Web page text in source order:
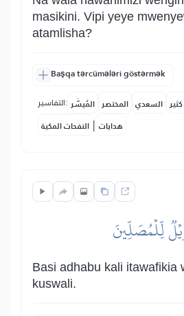
masikini. Vipi yeye
atamlisha?
Başqa tərcümələri göstərmək
التفاسير: المُيسَّر المختصر السعدي
النفحات المكية | هدايات
لِّلۡمُصَلِّينَ
Basi adhabu kali itawafikia
kuswali.